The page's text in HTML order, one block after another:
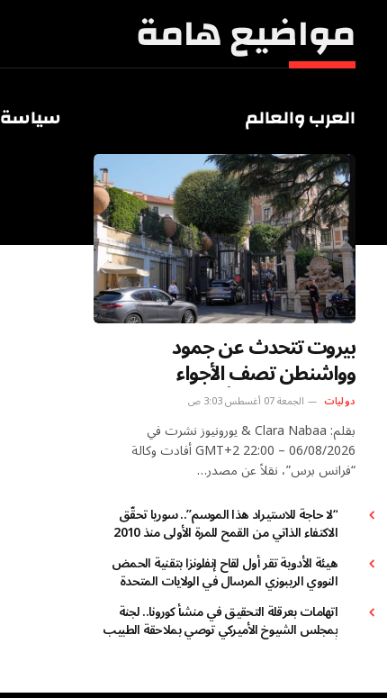
مواضيع هامة
العرب والعالم
بيروت تتحدث عن جمود
وواشنطن تصف الأجواء
بـ”الإيجابية”.. إلى أين وصلت
مفاوضات روما؟
دوليات الجمعة 07 أغسطس 3:03 ص
بقلم: Clara Nabaa & يورونيوز نشرت في
06/08/2026 – 22:00 GMT+2 أفادت وكالة
“فرانس برس”، نقلاً عن مصدر…
“لا حاجة للاستيراد هذا الموسم”.. سوريا تحقّق
الاكتفاء الذاتي من القمح للمرة الأولى منذ 2010
هيئة الأدوية تقر أول لقاح إنفلونزا بتقنية الحمض
النووي الريبوزي المرسال في الولايات المتحدة
اتهامات بعرقلة التحقيق في منشأ كورونا.. لجنة
بمجلس الشيوخ الأميركي توصي بملاحقة الطبيب
أنتوني فاوتشي
سياسة